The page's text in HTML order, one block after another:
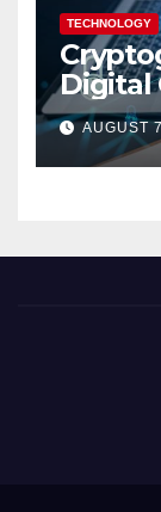
TECHNOLOGY
Digital
AUGUST